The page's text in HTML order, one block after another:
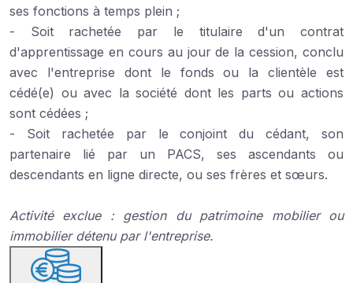
ses fonctions à temps plein ;
- Soit rachetée par le titulaire d'un contrat
d'apprentissage en cours au jour de la cession, conclu
avec l'entreprise dont le fonds ou la clientèle est
cédé(e) ou avec la société dont les parts ou actions
sont cédées ;
- Soit rachetée par le conjoint du cédant, son
partenaire lié par un PACS, ses ascendants ou
descendants en ligne directe, ou ses frères et sœurs.
Activité exclue : gestion du patrimoine mobilier ou
immobilier détenu par l'entreprise.